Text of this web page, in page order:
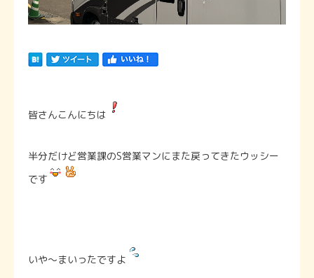
皆さんこんにちは
半分だけど営業課のS営業マンにまた戻ってきたウッシー
です
いや〜まいったですよ